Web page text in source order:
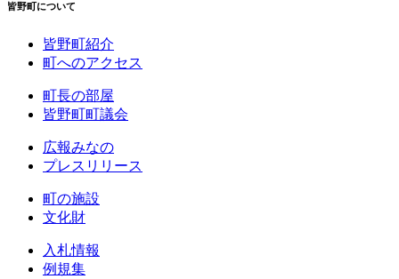
皆野町について
皆野町紹介
町へのアクセス
町長の部屋
皆野町町議会
広報みなの
プレスリリース
町の施設
文化財
入札情報
例規集